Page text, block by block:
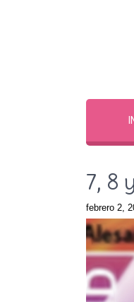
7, 8
febrero 2,